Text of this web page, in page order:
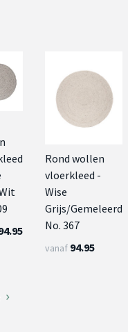
Rond wollen
vloerkleed -
Wise
Grijs/Gemeleerd
No. 367
vanaf 94.95